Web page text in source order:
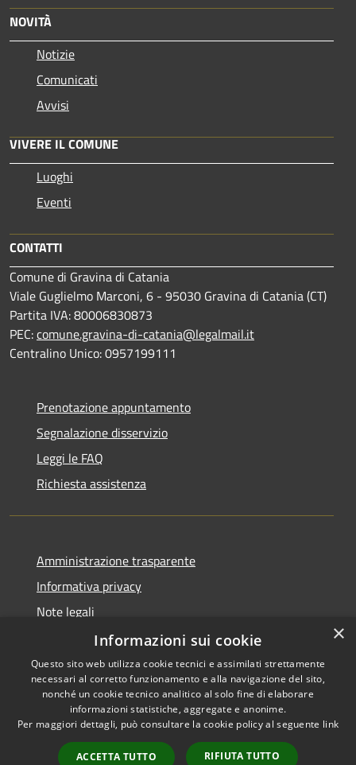
NOVITÀ
Notizie
Comunicati
Avvisi
VIVERE IL COMUNE
Luoghi
Eventi
CONTATTI
Comune di Gravina di Catania
Viale Guglielmo Marconi, 6 - 95030 Gravina di Catania (CT)
Partita IVA: 80006830873
PEC:comune.gravina-di-catania@legalmail.it
Centralino Unico: 0957199111
Prenotazione appuntamento
Segnalazione disservizio
Leggi le FAQ
Richiesta assistenza
Amministrazione trasparente
Informativa privacy
Note legali
Dichiarazione di accessibilità
RSS
Accessibilità
Copyright © 2026 • Comune di
byMunicipium Accesso
×
Informazioni sui cookie
Questo sito web utilizza cookie tecnici e assimilati strettamente
necessari al corretto funzionamento e alla navigazione del sito,
nonché un cookie tecnico analitico al solo fine di elaborare
informazioni statistiche, aggregate e anonime.
Per maggiori dettagli, può consultare la cookie policy al seguente link
ACCETTA TUTTO RIFIUTA TUTTO